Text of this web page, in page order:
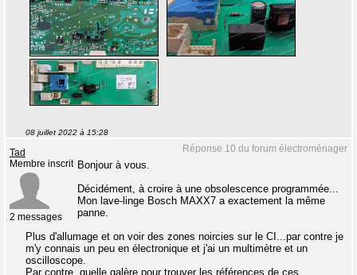
08 juillet 2022 à 15:28
Réponse 10 du forum électroménager
Tad
Membre inscrit
2 messages
Bonjour à vous.
Décidément, à croire à une obsolescence programmée...
Mon lave-linge Bosch MAXX7 a exactement la même
panne.
Plus d'allumage et on voir des zones noircies sur le CI...par contre je
m'y connais un peu en électronique et j'ai un multimètre et un
oscilloscope.
Par contre, quelle galère pour trouver les références de ces